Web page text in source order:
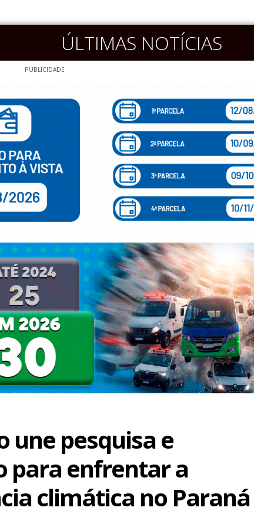
ÚLTIMAS NOTÍCIAS
PUBLICIDADE
une pesquisa e
para enfrentar a
climática no Paraná